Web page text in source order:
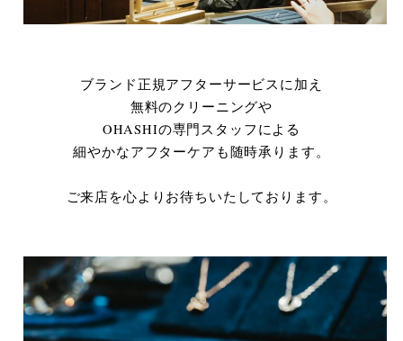
ブランド正規アフターサービスに加え
無料のクリーニングや
OHASHIの専門スタッフによる
細やかなアフターケアも随時承ります。
ご来店を心よりお待ちいたしております。